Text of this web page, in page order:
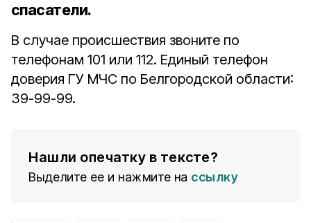
спасатели.
В случае происшествия звоните по
телефонам 101 или 112. Единый телефон
доверия ГУ МЧС по Белгородской области:
39-99-99.
Нашли опечатку в тексте?
Выделите ее и нажмите на ссылку